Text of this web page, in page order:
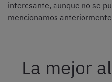
interesante, aunque no se
mencionamos
La mejor